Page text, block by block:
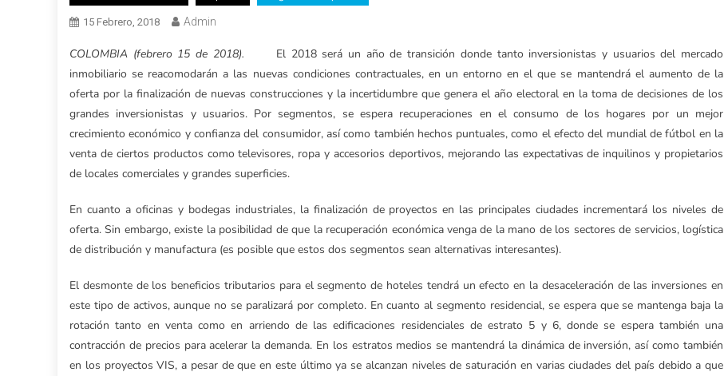
15 Febrero, 2018 Admin
COLOMBIA (febrero 15 de 2018).
El 2018 será un año de transición donde tanto inversionistas y usuarios del mercado
inmobiliario se reacomodarán a las nuevas condiciones contractuales, en un entorno en el que se mantendrá el aumento de la
oferta por la finalización de nuevas construcciones y la incertidumbre que genera el año electoral en la toma de decisiones de los
grandes inversionistas y usuarios. Por segmentos, se espera recuperaciones en el consumo de los hogares por un mejor
crecimiento económico y confianza del consumidor, así como también hechos puntuales, como el efecto del mundial de fútbol en la
venta de ciertos productos como televisores, ropa y accesorios deportivos, mejorando las expectativas de inquilinos y propietarios
de locales comerciales y grandes superficies.
En cuanto a oficinas y bodegas industriales, la finalización de proyectos en las principales ciudades incrementará los niveles de
oferta. Sin embargo, existe la posibilidad de que la recuperación económica venga de la mano de los sectores de servicios, logística
de distribución y manufactura (es posible que estos dos segmentos sean alternativas interesantes).
El desmonte de los beneficios tributarios para el segmento de hoteles tendrá un efecto en la desaceleración de las inversiones en
este tipo de activos, aunque no se paralizará por completo. En cuanto al segmento residencial, se espera que se mantenga baja la
rotación tanto en venta como en arriendo de las edificaciones residenciales de estrato 5 y 6, donde se espera también una
contracción de precios para acelerar la demanda. En los estratos medios se mantendrá la dinámica de inversión, así como también
en los proyectos VIS, a pesar de que en este último ya se alcanzan niveles de saturación en varias ciudades del país debido a que